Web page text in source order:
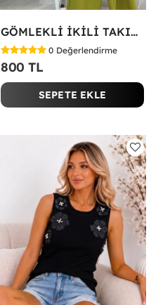
GÖMLEKLİ İKİLİ TAKIM Yeşil
0 Değerlendirme
800 TL
SEPETE EKLE